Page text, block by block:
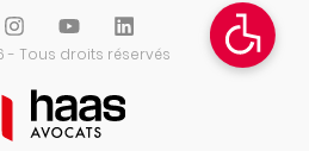
- Tous droits réservés